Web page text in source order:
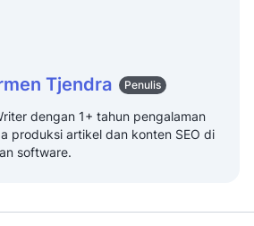
Tjendra Penulis
dengan 1+ tahun pengalaman
produksi artikel dan konten SEO di
software.